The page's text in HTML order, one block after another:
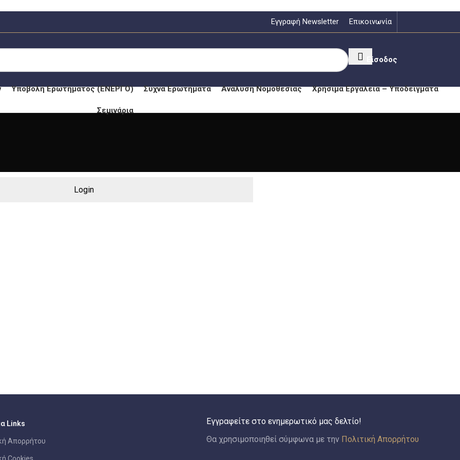
Εγγραφή Newsletter Επικοινωνία
Είσοδος
Υποβολή Ερωτήματος (ΕΝΕΡΓΟ) Συχνά Ερωτήματα Ανάλυση Νομοθεσίας Χρήσιμα Εργαλεία – Υποδείγματα
Σεμινάρια
Login
Links
Απορρήτου
Cookies
Εγγραφείτε στο ενημερωτικό μας δελτίο!
Θα χρησιμοποιηθεί σύμφωνα με την Πολιτική Απορρήτου